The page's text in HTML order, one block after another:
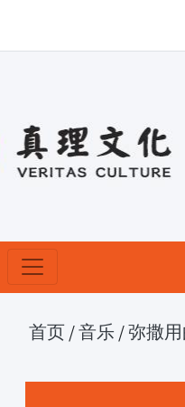
首页 /音乐 /弥撒用